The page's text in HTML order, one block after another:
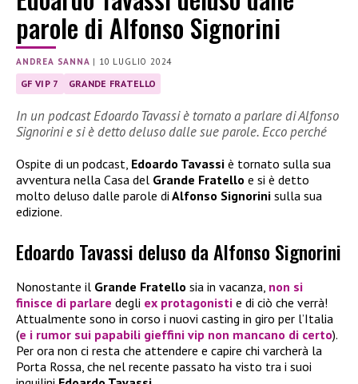
parole di Alfonso Signorini
ANDREA SANNA | 10 LUGLIO 2024
GF VIP 7 GRANDE FRATELLO
In un podcast Edoardo Tavassi è tornato a parlare di Alfonso
Signorini e si è detto deluso dalle sue parole. Ecco perché
Ospite di un podcast, Edoardo Tavassi è tornato sulla sua
avventura nella Casa del Grande Fratello e si è detto
molto deluso dalle parole di Alfonso Signorini sulla sua
edizione.
Edoardo Tavassi deluso da Alfonso Signorini
Nonostante il Grande Fratello sia in vacanza, non si
finisce di parlare degli ex protagonisti e di ciò che verrà!
Attualmente sono in corso i nuovi casting in giro per l’Italia
(e i rumor sui papabili gieffini vip non mancano di certo).
Per ora non ci resta che attendere e capire chi varcherà la
Porta Rossa, che nel recente passato ha visto tra i suoi